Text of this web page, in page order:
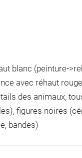
blanc (peinture-
avec réhaut
des animaux,
figures noires
bandes)